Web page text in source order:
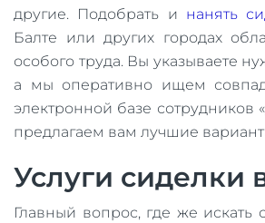
другие. Подобрать и нанять
Балте или других городах
особого труда. Вы указываете
а мы оперативно ищем
электронной базе
предлагаем вам лучшие
Услуги сиделки
Главный вопрос, где же искать